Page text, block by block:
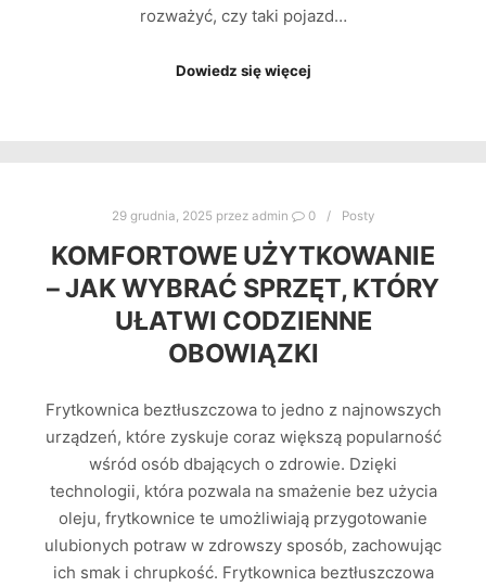
rozważyć, czy taki pojazd…
Dowiedz się więcej
29 grudnia, 2025 przez admin 0 Posty
KOMFORTOWE UŻYTKOWANIE
– JAK WYBRAĆ SPRZĘT, KTÓRY
UŁATWI CODZIENNE
OBOWIĄZKI
Frytkownica beztłuszczowa to jedno z najnowszych
urządzeń, które zyskuje coraz większą popularność
wśród osób dbających o zdrowie. Dzięki
technologii, która pozwala na smażenie bez użycia
oleju, frytkownice te umożliwiają przygotowanie
ulubionych potraw w zdrowszy sposób, zachowując
ich smak i chrupkość. Frytkownica beztłuszczowa